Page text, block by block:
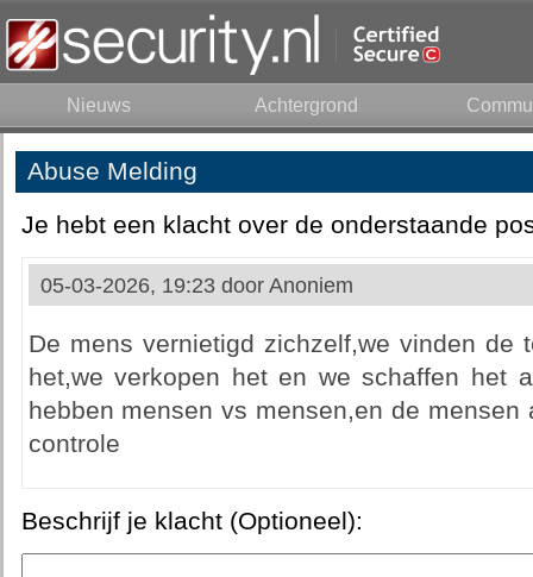
Nieuws Achtergrond
Abuse Melding
Je hebt een klacht over de onderstaande
05-03-2026, 19:23 door Anoniem
De mens vernietigd zichzelf,we vinden de
het,we verkopen het en we schaffen het
hebben mensen vs mensen,en de
controle
Beschrijf je klacht (Optioneel):